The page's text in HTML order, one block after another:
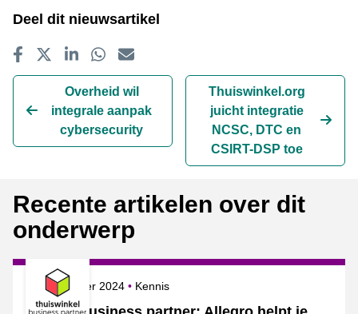
Deel dit nieuwsartikel
Delen op Facebook
TweetDelen op LinkedIn
Delen op WhatsApp
E-mailadres
Overheid wil
integrale aanpak
cybersecurity
Thuiswinkel.org
juicht integratie
NCSC, DTC en
CSIRT-DSP toe
Recente artikelen over dit
onderwerp
Gepubliceerd op
18 september 2024 Onderwerpen
Kennis